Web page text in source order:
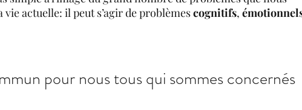
actuelle: il peut s’agir de problèmes cognitifs,
pour nous tous qui sommes concernés